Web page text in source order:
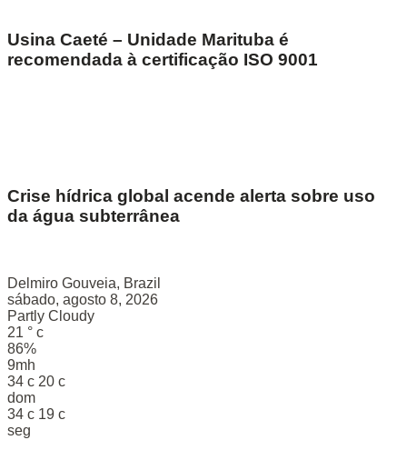
Usina Caeté – Unidade Marituba é
recomendada à certificação ISO 9001
Crise hídrica global acende alerta sobre uso
da água subterrânea
Delmiro Gouveia, Brazil
sábado, agosto 8, 2026
Partly Cloudy
21 ° c
86%
9mh
34 c 20 c
dom
34 c 19 c
seg